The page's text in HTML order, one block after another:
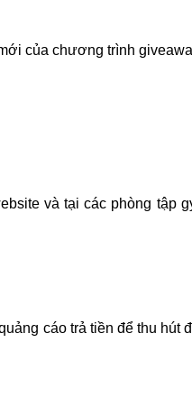
của chương trình
và tại các phòng tập
cáo trả tiền để thu